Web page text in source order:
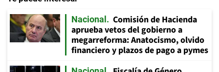
Nacional
Comisión de Hacienda
aprueba vetos del gobierno a
megarreforma: Anatocismo, olvido
financiero y plazos de pago a pymes